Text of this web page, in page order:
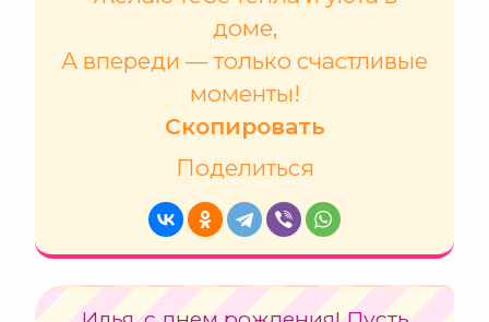
доме,
А впереди — только счастливые
моменты!
Скопировать
Поделиться